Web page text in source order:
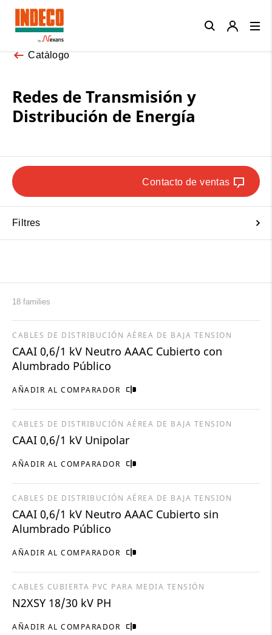
Catálogo
Redes de Transmisión y
Distribución de Energía
Contacto de ventas
Filtres
18 families
AÑADIR AL COMPARADOR
CABLES DE DISTRIBUCIÓN AÉREA DE BAJA TENSION
CAAI 0,6/1 kV Neutro AAAC Cubierto con
Alumbrado Público
AÑADIR AL COMPARADOR
CABLES DE DISTRIBUCIÓN AÉREA DE BAJA TENSION
CAAI 0,6/1 kV Unipolar
AÑADIR AL COMPARADOR
CABLES DE DISTRIBUCIÓN AÉREA DE BAJA TENSION
CAAI 0,6/1 kV Neutro AAAC Cubierto sin
Alumbrado Público
AÑADIR AL COMPARADOR
CABLES CUBIERTA PVC PARA MEDIA TENSIÓN
N2XSY 18/30 kV PH